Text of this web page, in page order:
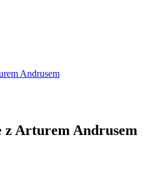
Andrusem
z Arturem Andrusem